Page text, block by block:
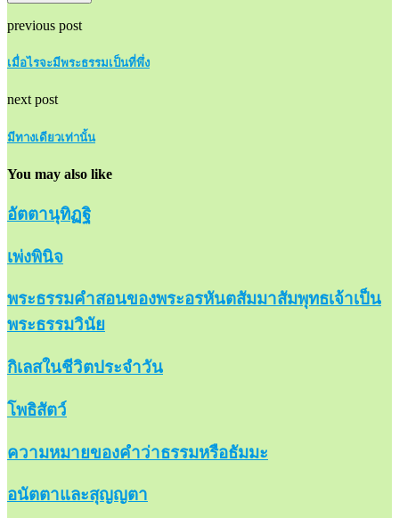
previous post
เมื่อไรจะมีพระธรรมเป็นที่พึ่ง
next post
มีทางเดียวเท่านั้น
You may also like
อัตตานุทิฏฐิ
เพ่งพินิจ
พระธรรมคำสอนของพระอรหันตสัมมาสัมพุทธเจ้าเป็น
พระธรรมวินัย
กิเลสในชีวิตประจำวัน
โพธิสัตว์
ความหมายของคำว่าธรรมหรือธัมมะ
อนัตตาและสุญญตา